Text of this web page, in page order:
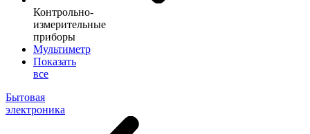
Контрольно-
измерительные
приборы
Мультиметр
Показать
все
Бытовая
электроника